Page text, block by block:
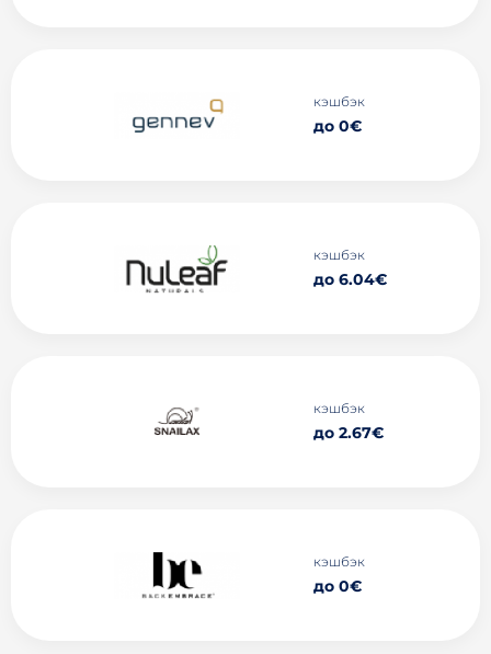
кэшбэк
до 0€
кэшбэк
до 6.04€
кэшбэк
до 2.67€
кэшбэк
до 0€